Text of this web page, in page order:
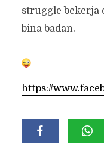
struggle bekerja
bina badan.
https://